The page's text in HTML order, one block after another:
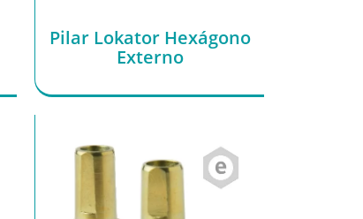
Pilar Lokator Hexágono
Externo